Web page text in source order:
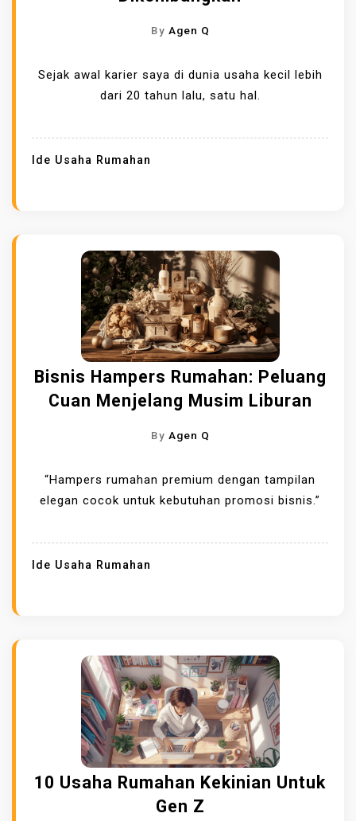
By Agen Q
Sejak awal karier saya di dunia usaha kecil lebih
dari 20 tahun lalu, satu hal.
Ide Usaha Rumahan
Bisnis Hampers Rumahan: Peluang
Cuan Menjelang Musim Liburan
By Agen Q
“Hampers rumahan premium dengan tampilan
elegan cocok untuk kebutuhan promosi bisnis.”
Ide Usaha Rumahan
10 Usaha Rumahan Kekinian Untuk
Gen Z